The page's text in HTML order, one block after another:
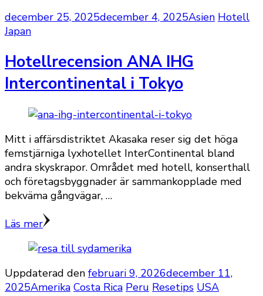
december 25, 2025december 4, 2025Asien Hotell
Japan
Hotellrecension ANA IHG
Intercontinental i Tokyo
Mitt i affärsdistriktet Akasaka reser sig det höga
femstjärniga lyxhotellet InterContinental bland
andra skyskrapor. Området med hotell, konserthall
och företagsbyggnader är sammankopplade med
bekväma gångvägar, …
Läs mer
Uppdaterad den februari 9, 2026december 11,
2025Amerika Costa Rica Peru Resetips USA